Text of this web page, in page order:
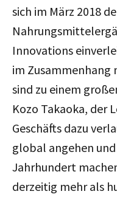
sich im März 2018
Innovations
im Zusammenhang
sind zu einem
Kozo Takaoka, der
Geschäfts dazu
global angehen und
Jahrhundert
derzeitig mehr als